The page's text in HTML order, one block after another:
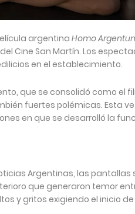
argentina Homo
Cine San Martín. Los
en el establecimiento.
que se consolidó como el
fuertes polémicas. Esta
en que se desarrolló la
Argentinas, las
que generaron temor
y gritos exigiendo el inicio